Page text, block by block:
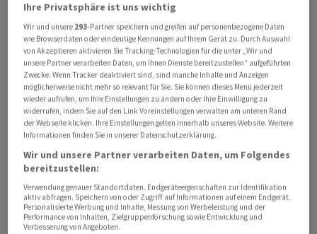
Der Werdegang von Prigoschin begann nicht gerade
glänzend. Nachdem er als Kind eine Sportakademie
besucht hatte und als professioneller Sportler
gescheitert war, wurde er als 18-Jähriger kriminell und
musste nach seiner Festnahme zehn Jahre ins Gefängnis.
Nach der Freilassung im Jahr 1990 arbeitete er in seiner
Heimatstadt St. Petersburg als Hotdogverkäufer. Das
erweckte seinen unternehmerischen Geist: Er beteiligte
sich an einer Supermarktkette, gründete die
Holdinggesellschaft Concord und öffnete 1996
schliesslich das erste elitäre Restaurant in St.
Petersburg, das "Old Customs House".
Ihre Privatsphäre ist uns wichtig
Wir und unsere 293-Partner speichern und greifen auf personenbezogene Daten
wie Browserdaten oder eindeutige Kennungen auf Ihrem Gerät zu. Durch Auswahl
von Akzeptieren aktivieren Sie Tracking-Technologien für die unter „Wir und
unsere Partner verarbeiten Daten, um Ihnen Dienste bereitzustellen“ aufgeführten
Zwecke. Wenn Tracker deaktiviert sind, sind manche Inhalte und Anzeigen
möglicherweise nicht mehr so relevant für Sie. Sie können dieses Menü jederzeit
wieder aufrufen, um Ihre Einstellungen zu ändern oder Ihre Einwilligung zu
widerrufen, indem Sie auf den Link Voreinstellungen verwalten am unteren Rand
der Webseite klicken. Ihre Einstellungen gelten innerhalb unseres Website. Weitere
Informationen finden Sie in unserer Datenschutzerklärung.
Wir und unsere Partner verarbeiten Daten, um Folgendes
bereitzustellen:
Verwendung genauer Standortdaten. Endgeräteeigenschaften zur Identifikation
aktiv abfragen. Speichern von oder Zugriff auf Informationen auf einem Endgerät.
Personalisierte Werbung und Inhalte, Messung von Werbeleistung und der
Performance von Inhalten, Zielgruppenforschung sowie Entwicklung und
Verbesserung von Angeboten.